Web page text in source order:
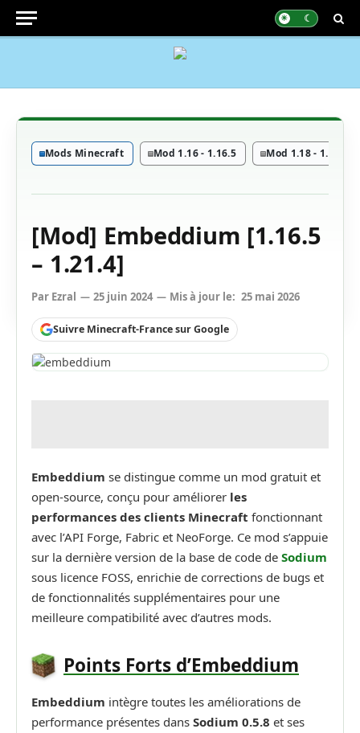
Mods Minecraft Mod 1.16 - 1.16.5 Mod 1.18 - 1.18.2
[Mod] Embeddium [1.16.5
– 1.21.4]
Par Ezral 25 juin 2024 Mis à jour le: 25 mai 2026
Suivre Minecraft-France sur Google
Embeddium se distingue comme un mod gratuit et
open-source, conçu pour améliorer les
performances des clients Minecraft fonctionnant
avec l’API Forge, Fabric et NeoForge. Ce mod s’appuie
sur la dernière version de la base de code de Sodium
sous licence FOSS, enrichie de corrections de bugs et
de fonctionnalités supplémentaires pour une
meilleure compatibilité avec d’autres mods.
Points Forts d’Embeddium
Embeddium intègre toutes les améliorations de
performance présentes dans Sodium 0.5.8 et ses